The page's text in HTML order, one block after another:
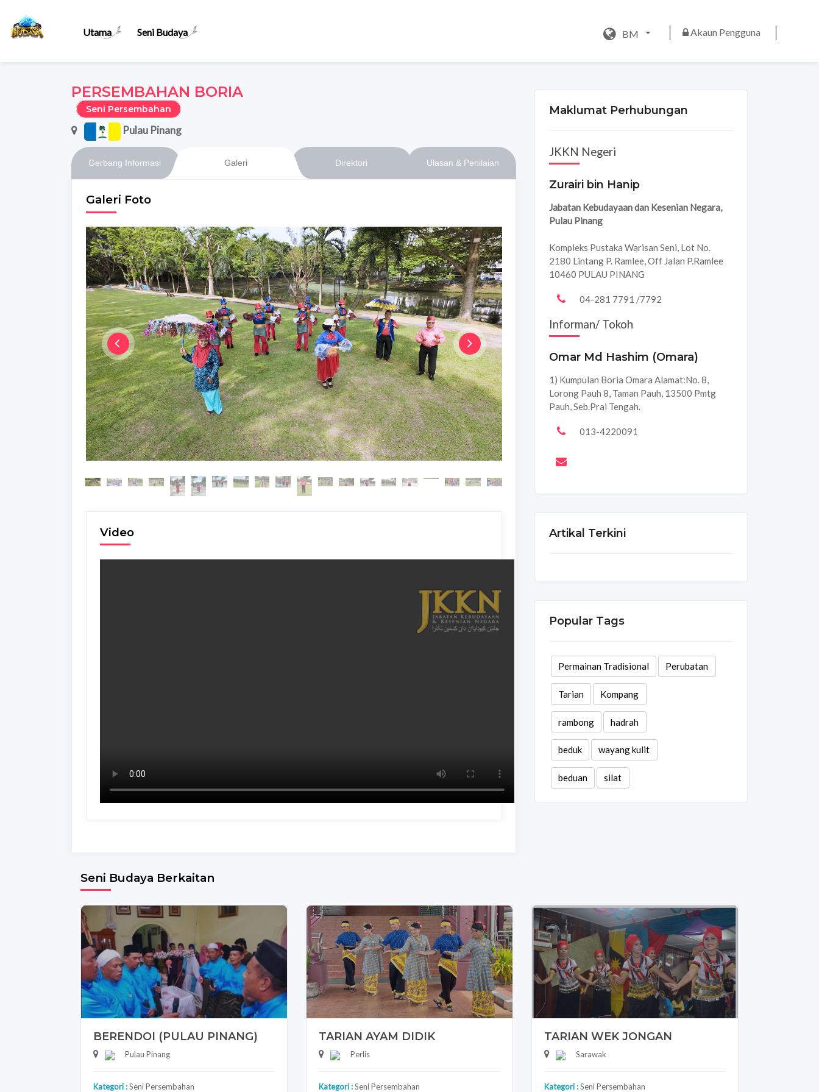
Utama Seni Budaya Akaun Pengguna
BM
PERSEMBAHAN BORIA
Seni Persembahan
Pulau Pinang
Gerbang Informasi Galeri Direktori Ulasan & Penilaian
Galeri Foto
Video
Maklumat Perhubungan
JKKN Negeri
Zurairi bin Hanip
Jabatan Kebudayaan dan Kesenian Negara,
Pulau Pinang
Kompleks Pustaka Warisan Seni, Lot No.
2180 Lintang P. Ramlee, Off Jalan P.Ramlee
10460 PULAU PINANG
04-281 7791 /7792
Informan/ Tokoh
Omar Md Hashim (Omara)
1) Kumpulan Boria Omara Alamat:No. 8,
Lorong Pauh 8, Taman Pauh, 13500 Pmtg
Pauh, Seb.Prai Tengah.
013-4220091
Artikal Terkini
Popular Tags
Permainan Tradisional Perubatan
Tarian Kompang
rambong hadrah
beduk wayang kulit
beduan silat
Seni Budaya Berkaitan
BERENDOI (PULAU PINANG)
Pulau Pinang
Kategori :Seni Persembahan
TARIAN AYAM DIDIK
Perlis
Kategori :Seni Persembahan
TARIAN WEK JONGAN
Sarawak
Kategori :Seni Persembahan